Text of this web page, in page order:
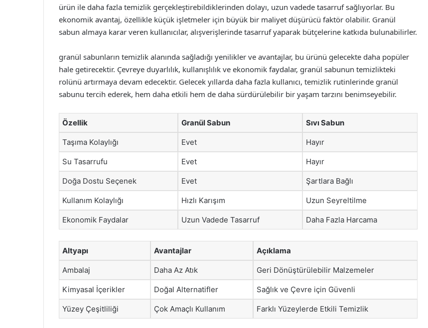
ürün ile daha fazla temizlik gerçekleştirebildiklerinden dolayı, uzun vadede tasarruf sağlıyorlar. Bu
ekonomik avantaj, özellikle küçük işletmeler için büyük bir maliyet düşürücü faktör olabilir. Granül
sabun almaya karar veren kullanıcılar, alışverişlerinde tasarruf yaparak bütçelerine katkıda bulunabilirler.
granül sabunların temizlik alanında sağladığı yenilikler ve avantajlar, bu ürünü gelecekte daha popüler
hale getirecektir. Çevreye duyarlılık, kullanışlılık ve ekonomik faydalar, granül sabunun temizlikteki
rolünü artırmaya devam edecektir. Gelecek yıllarda daha fazla kullanıcı, temizlik rutinlerinde granül
sabunu tercih ederek, hem daha etkili hem de daha sürdürülebilir bir yaşam tarzını benimseyebilir.
Özellik Granül Sabun Sıvı Sabun
Taşıma Kolaylığı Evet Hayır
Su Tasarrufu Evet Hayır
Doğa Dostu Seçenek Evet Şartlara Bağlı
Kullanım Kolaylığı Hızlı Karışım Uzun Seyreltilme
Ekonomik Faydalar Uzun Vadede Tasarruf Daha Fazla Harcama
Altyapı Avantajlar Açıklama
Ambalaj Daha Az Atık Geri Dönüştürülebilir Malzemeler
Kimyasal İçerikler Doğal Alternatifler Sağlık ve Çevre için Güvenli
Yüzey Çeşitliliği Çok Amaçlı Kullanım Farklı Yüzeylerde Etkili Temizlik